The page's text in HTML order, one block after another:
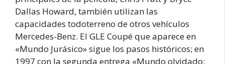
Dallas Howard, también utilizan las
capacidades todoterreno de otros vehículos
Mercedes-Benz. El GLE Coupé que aparece en
«Mundo Jurásico» sigue los pasos históricos; en
1997 con la segunda entrega «Mundo olvidado: